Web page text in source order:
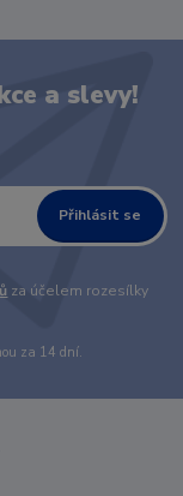
a slevy!
Přihlásit se
za účelem rozesílky
za 14 dní.